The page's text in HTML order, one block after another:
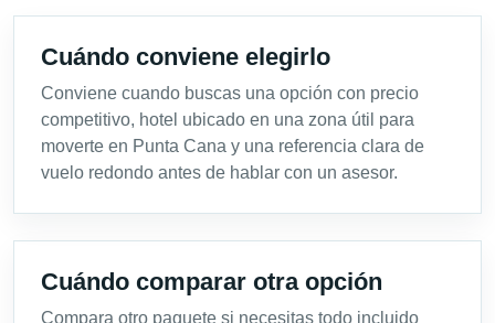
Cuándo conviene elegirlo
Conviene cuando buscas una opción con precio
competitivo, hotel ubicado en una zona útil para
moverte en Punta Cana y una referencia clara de
vuelo redondo antes de hablar con un asesor.
Cuándo comparar otra opción
Compara otro paquete si necesitas todo incluido